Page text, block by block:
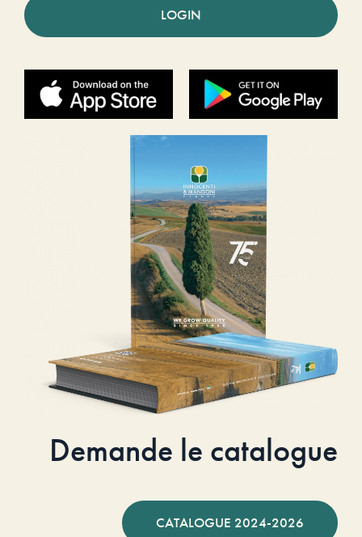
LOGIN
Demande le catalogue
CATALOGUE 2024-2026